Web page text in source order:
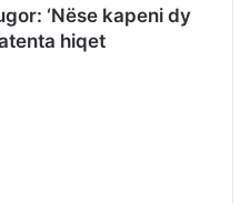
‘Nëse kapeni dy
hiqet